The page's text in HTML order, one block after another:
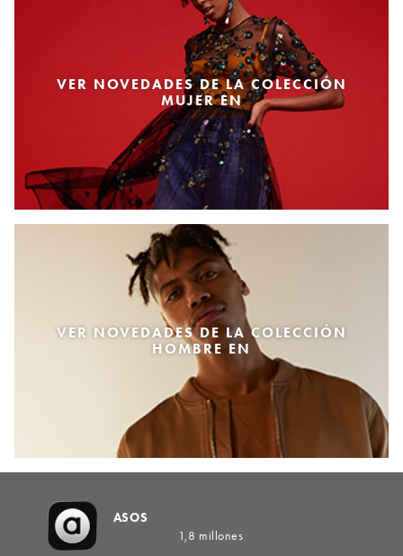
VER NOVEDADES DE LA COLECCIÓN
MUJER EN
VER NOVEDADES DE LA COLECCIÓN
HOMBRE EN
ASOS
1,8 millones